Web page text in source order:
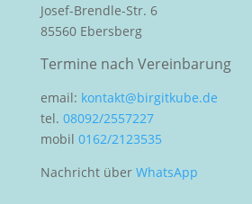
Josef-Brendle-Str. 6
85560 Ebersberg
Termine nach Vereinbarung
email: kontakt@birgitkube.de
tel. 08092/2557227
mobil 0162/2123535
Nachricht über WhatsApp